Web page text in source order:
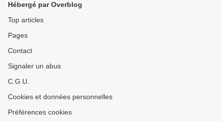
Hébergé par Overblog
Top articles
Pages
Contact
Signaler un abus
C.G.U.
Cookies et données personnelles
Préférences cookies